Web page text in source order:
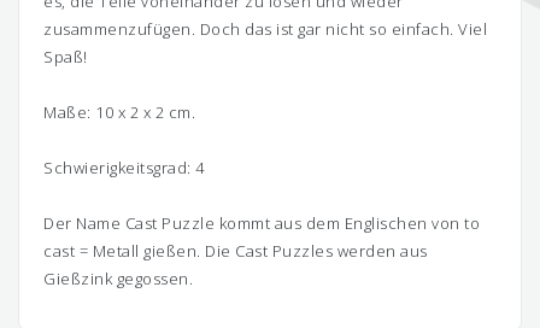
zusammenzufügen. Doch das ist gar nicht so einfach. Viel
Spaß!
Maße: 10 x 2 x 2 cm.
Schwierigkeitsgrad: 4
Der Name Cast Puzzle kommt aus dem Englischen von to
cast = Metall gießen. Die Cast Puzzles werden aus
Gießzink gegossen.